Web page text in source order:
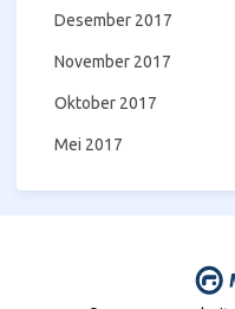
Desember 2017
November 2017
Oktober 2017
Mei 2017